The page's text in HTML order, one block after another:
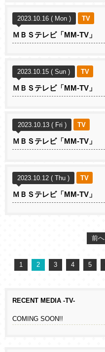
2023.10.16 ( Mon ) TV
ＭＢＳテレビ「MM-TV」
2023.10.15 ( Sun ) TV
ＭＢＳテレビ「MM-TV」
2023.10.13 ( Fri ) TV
ＭＢＳテレビ「MM-TV」
2023.10.12 ( Thu ) TV
ＭＢＳテレビ「MM-TV」
前へ
1 2 3 4 5
RECENT MEDIA -TV-
COMING SOON!!